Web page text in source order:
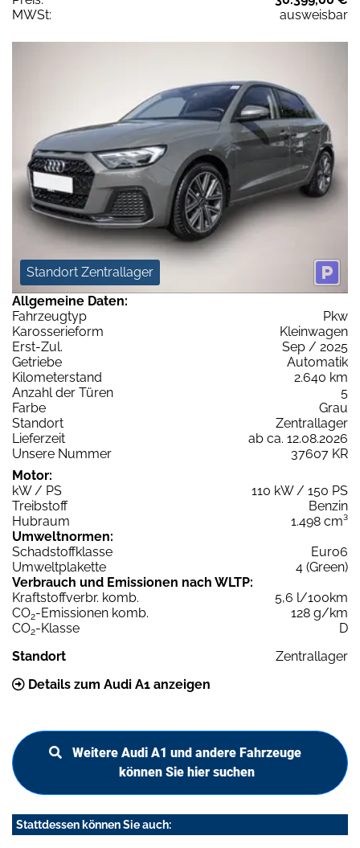
MWSt:
ausweisbar
Standort Zentrallager
Allgemeine Daten:
Fahrzeugtyp
Pkw
Karosserieform
Kleinwagen
Erst-Zul.
Sep / 2025
Getriebe
Automatik
Kilometerstand
2.640 km
Anzahl der Türen
5
Farbe
Grau
Standort
Zentrallager
Lieferzeit
ab ca. 12.08.2026
Unsere Nummer
37607 KR
Motor:
kW / PS
110 kW / 150 PS
Treibstoff
Benzin
Hubraum
1.498 cm³
Umweltnormen:
Schadstoffklasse
Euro6
Umweltplakette
4 (Green)
Verbrauch und Emissionen nach WLTP:
Kraftstoffverbr. komb.
5,6 l/100km
CO2-Emissionen komb.
128 g/km
CO2-Klasse
D
Standort
Zentrallager
Details zum Audi A1 anzeigen
Weitere Audi A1 und andere Fahrzeuge
können Sie hier suchen
Stattdessen können Sie auch: